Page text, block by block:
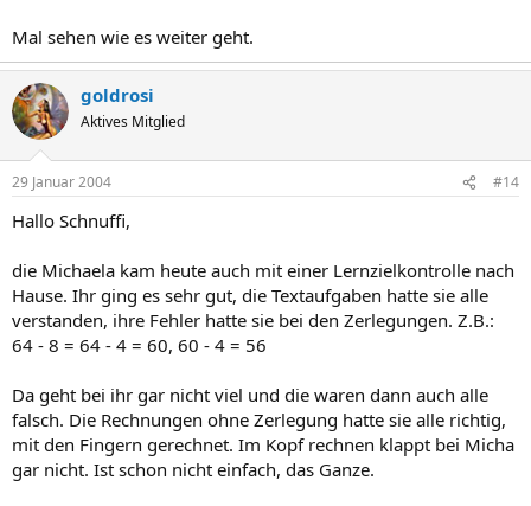
Mal sehen wie es weiter geht.
goldrosi
Aktives Mitglied
29 Januar 2004 #14
Hallo Schnuffi,
die Michaela kam heute auch mit einer Lernzielkontrolle nach
Hause. Ihr ging es sehr gut, die Textaufgaben hatte sie alle
verstanden, ihre Fehler hatte sie bei den Zerlegungen. Z.B.:
64 - 8 = 64 - 4 = 60, 60 - 4 = 56
Da geht bei ihr gar nicht viel und die waren dann auch alle
falsch. Die Rechnungen ohne Zerlegung hatte sie alle richtig,
mit den Fingern gerechnet. Im Kopf rechnen klappt bei Micha
gar nicht. Ist schon nicht einfach, das Ganze.